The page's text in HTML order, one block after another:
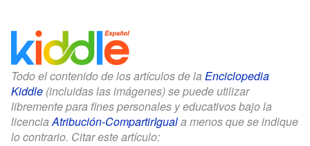
Todo el contenido de los artículos de la Enciclopedia
Kiddle (incluidas las imágenes) se puede utilizar
libremente para fines personales y educativos bajo la
licencia Atribución-CompartirIguala menos que se indique
lo contrario. Citar este artículo: